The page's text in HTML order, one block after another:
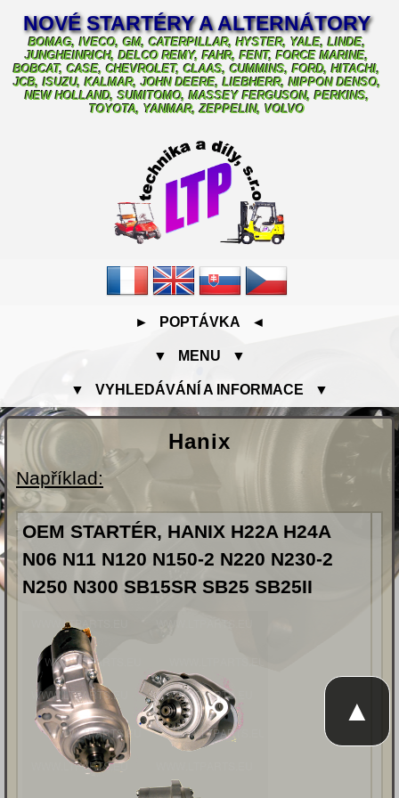
NOVÉ STARTÉRY A ALTERNÁTORY
BOMAG, IVECO, GM, CATERPILLAR, HYSTER, YALE, LINDE,
JUNGHEINRICH, DELCO REMY, FAHR, FENT, FORCE MARINE,
BOBCAT, CASE, CHEVROLET, CLAAS, CUMMINS, FORD, HITACHI,
JCB, ISUZU, KALMAR, JOHN DEERE, LIEBHERR, NIPPON DENSO,
NEW HOLLAND, SUMITOMO, MASSEY FERGUSON, PERKINS,
TOYOTA, YANMAR, ZEPPELIN, VOLVO
► POPTÁVKA ◄
▼ MENU ▼
▼ VYHLEDÁVÁNÍ A INFORMACE ▼
Hanix
Například:
OEM STARTÉR, HANIX H22A H24A
N06 N11 N120 N150-2 N220 N230-2
N250 N300 SB15SR SB25 SB25II
▲